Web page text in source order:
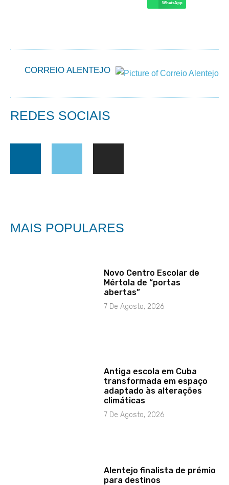
WhatsApp
CORREIO ALENTEJO
REDES SOCIAIS
MAIS POPULARES
Novo Centro Escolar de
Mértola de “portas
abertas”
7 De Agosto, 2026
Antiga escola em Cuba
transformada em espaço
adaptado às alterações
climáticas
7 De Agosto, 2026
Alentejo finalista de prémio
para destinos